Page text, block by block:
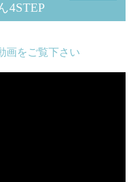
4STEP
画をご覧下さい